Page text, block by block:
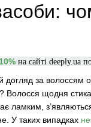
на сайті deeply.ua
за волоссям
Волосся щодня
ламким,
У таких випадках